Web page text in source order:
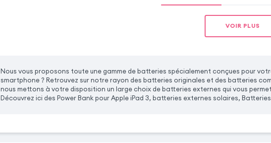
VOIR PLUS
Nous vous proposons toute une gamme de batteries spécialement conçues pour
smartphone ? Retrouvez sur notre rayon des batteries originales et des batteries
nous mettons à votre disposition un large choix de batteries externes qui vous
Découvrez ici des Power Bank pour Apple iPad 3, batteries externes solaires,